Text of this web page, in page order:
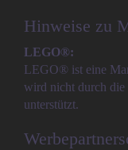
Hinweise zu
LEGO®:
LEGO® ist eine
wird nicht durch die
unterstützt.